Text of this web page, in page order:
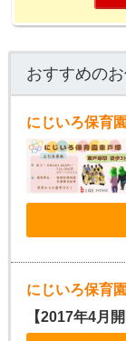
おすすめの
にじいろ保育
にじいろ保育
【2017年4月